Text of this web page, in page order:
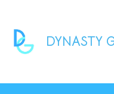
DYNASTY